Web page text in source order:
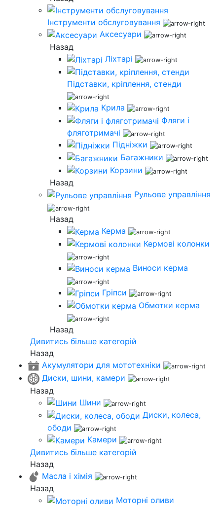
Інструменти обслуговування
Аксесуари
Назад
Ліхтарі
Підставки, кріплення, стенди
Крила
Фляги і
фляготримачі
Підніжки
Багажники
Корзини
Назад
Рульове управління
Назад
Керма
Кермові колонки
Виноси керма
Гріпси
Обмотки керма
Назад
Дивитись більше категорій
Назад
Акумулятори для мототехніки
Диски, шини, камери
Назад
Шини
Диски, колеса,
ободи
Камери
Дивитись більше категорій
Назад
Масла і хімія
Назад
Моторні оливи